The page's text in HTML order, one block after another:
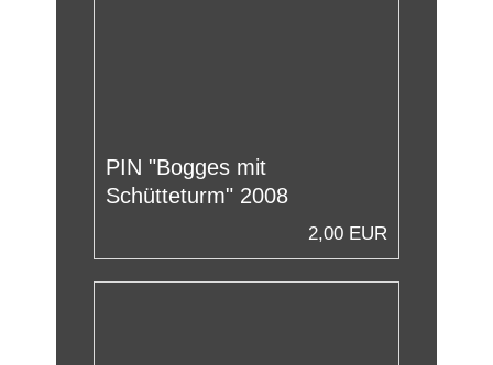
PIN "Bogges mit
Schütteturm" 2008
2,00 EUR